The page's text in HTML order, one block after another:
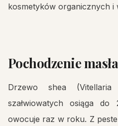
kosmetyków organicznych i
Pochodzenie
Drzewo shea
szałwiowatych osiąga
owocuje raz w roku. Z